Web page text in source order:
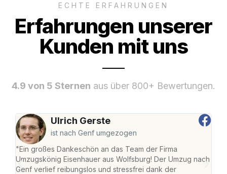
ECHTE ERFAHRUNGEN
Erfahrungen unserer
Kunden mit uns
4.9 von 5 Sternen aus über 800+ Bewertungen.
Ulrich Gerste
ist nach Genf umgezogen
"Ein großes Dankeschön an das Team der Firma
Umzugskönig Eisenhauer aus Wolfsburg! Der Umzug nach
Genf verlief reibungslos und stressfrei dank der